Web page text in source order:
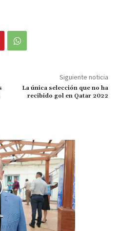
Siguiente noticia
La única selección que no ha
recibido gol en Qatar 2022